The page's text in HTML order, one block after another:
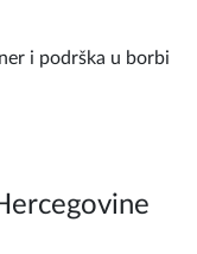
i podrška u borbi